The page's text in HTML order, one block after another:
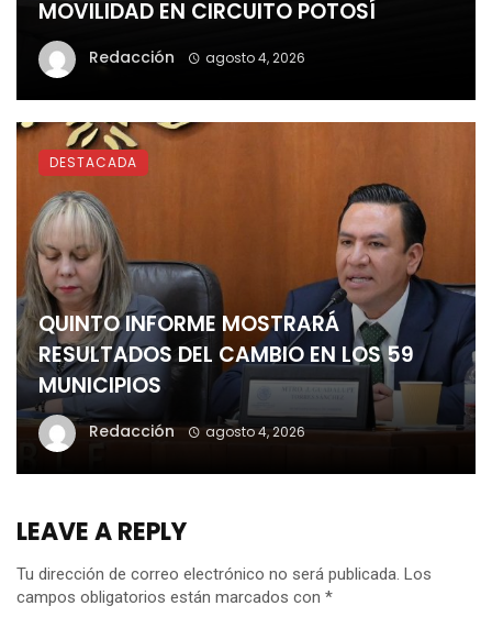
MOVILIDAD EN CIRCUITO POTOSÍ
Redacción agosto 4, 2026
QUINTO INFORME MOSTRARÁ
RESULTADOS DEL CAMBIO EN LOS 59
MUNICIPIOS
Redacción agosto 4, 2026
DESTACADA
LEAVE A REPLY
Tu dirección de correo electrónico no será publicada. Los
campos obligatorios están marcados con *